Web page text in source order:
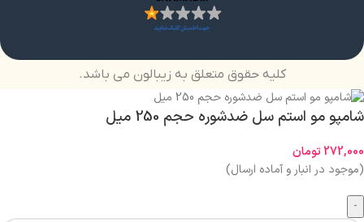
کلیه حقوق متعلق به زیبالون می باشد.
شامپو مو استم سل ضدشوره حجم 250 میل
272,000تومان
(موجود در انبار و آماده ارسال)